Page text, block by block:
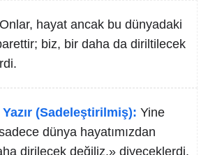
Onlar, hayat ancak bu dünyadaki
biz, bir daha da diriltilecek
Yazır (Sadeleştirilmiş): Yine
dünya hayatımızdan
dirilecek değiliz.» diyeceklerdi.